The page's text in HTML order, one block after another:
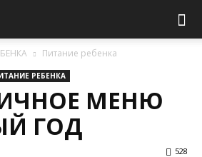
Питание ребенка
РЕБЕНКА
МЕНЮ
ГОД
528